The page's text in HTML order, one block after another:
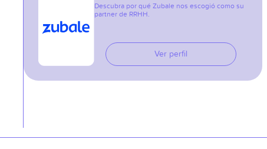
Descubra por qué Zubale nos escogió como su
partner de RRHH.
Ver perfil